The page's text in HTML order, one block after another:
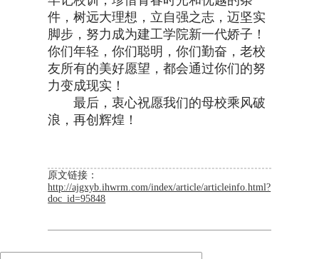
件，树远大理想，立自强之志，迈坚实
脚步，努力成为建工学院新一代娇子！
你们年轻，你们聪明，你们勤奋，老校
友所有的美好愿望，都会通过你们的努
力变成现实！
最后，衷心祝愿我们的母校乘风破
浪，再创辉煌！
原文链接：
http://ajgxyb.ihwrm.com/index/article/articleinfo.html?
doc_id=95848